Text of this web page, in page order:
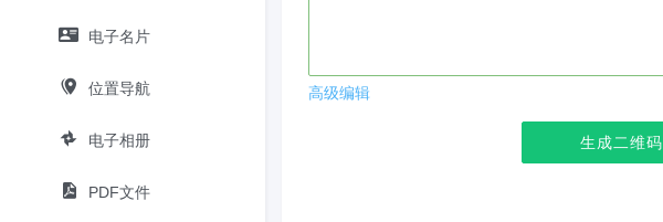
电子名片
位置导航
电子相册
PDF文件
高级编辑
生成二维码